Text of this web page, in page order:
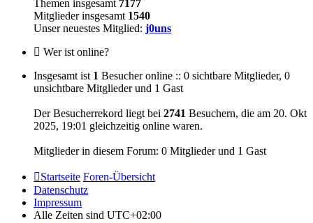
Themen insgesamt 7177
Mitglieder insgesamt 1540
Unser neuestes Mitglied: j0uns
Wer ist online?
Insgesamt ist 1 Besucher online :: 0 sichtbare Mitglieder, 0
unsichtbare Mitglieder und 1 Gast
Der Besucherrekord liegt bei 2741 Besuchern, die am 20. Okt
2025, 19:01 gleichzeitig online waren.
Mitglieder in diesem Forum: 0 Mitglieder und 1 Gast
Startseite Foren-Übersicht
Datenschutz
Impressum
Alle Zeiten sind UTC+02:00